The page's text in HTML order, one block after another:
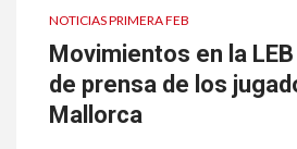
NOTICIAS PRIMERA FEB
Movimientos en la
de prensa de los
Mallorca